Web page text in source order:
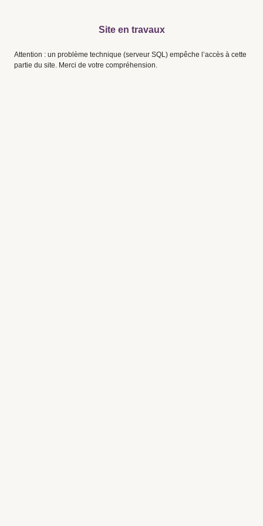
Site en travaux
Attention : un problème technique (serveur SQL) empêche l’accès à cette
partie du site. Merci de votre compréhension.